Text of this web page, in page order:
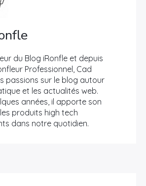
du Blog iRonfle et depuis
Professionnel, Cad
passions sur le blog autour
et les actualités web.
années, il apporte son
produits high tech
dans notre quotidien.